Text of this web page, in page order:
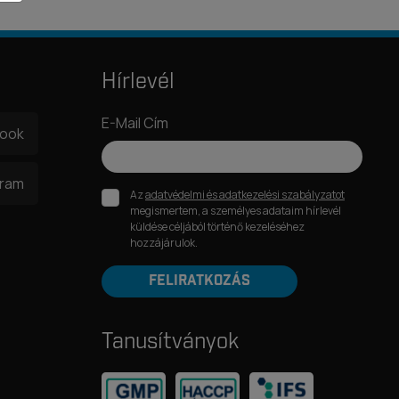
Hírlevél
E-Mail Cím
Azadatvédelmi és adatkezelési szabályzatot
megismertem, a személyes adataim hírlevél
küldése céljából történő kezeléséhez
hozzájárulok.
FELIRATKOZÁS
Tanusítványok